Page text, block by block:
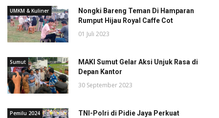
UMKM & Kuliner
Nongki Bareng Teman Di Hamparan
Rumput Hijau Royal Caffe Cot
01 Juli 2023
Sumut
MAKI Sumut Gelar Aksi Unjuk Rasa di
Depan Kantor
30 September 2023
Pemilu 2024
TNI-Polri di Pidie Jaya Perkuat